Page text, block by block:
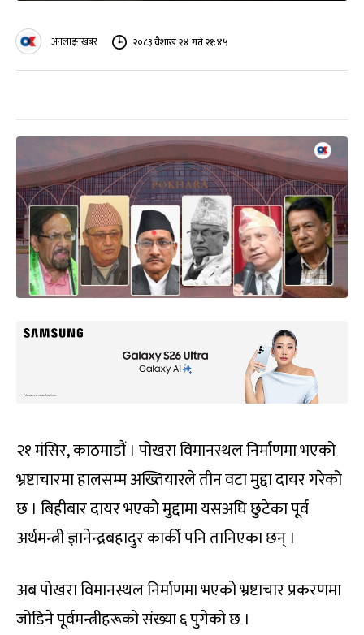
अनलाइनखबर २०८३ वैशाख २४ गते २१:४५
२१ मंसिर, काठमाडौं । पोखरा विमानस्थल निर्माणमा भएको
भ्रष्टाचारमा हालसम्म अख्तियारले तीन वटा मुद्दा दायर गरेको
छ । बिहीबार दायर भएको मुद्दामा यसअघि छुटेका पूर्व
अर्थमन्त्री ज्ञानेन्द्रबहादुर कार्की पनि तानिएका छन् ।
अब पोखरा विमानस्थल निर्माणमा भएको भ्रष्टाचार प्रकरणमा
जोडिने पूर्वमन्त्रीहरूको संख्या ६ पुगेको छ ।